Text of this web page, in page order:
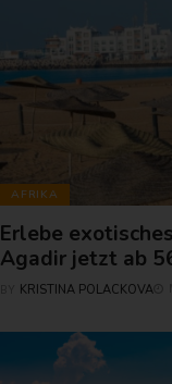
AFRIKA
Erlebe
Agadir jetzt ab
KRISTINA POLACKOVA